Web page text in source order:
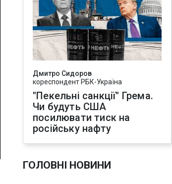
Дмитро Сидоров
кореспондент РБК-Україна
"Пекельні санкції" Грема.
Чи будуть США
посилювати тиск на
російську нафту
ГОЛОВНІ НОВИНИ